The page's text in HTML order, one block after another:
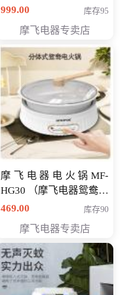
专享价399元
999.00 库存95
摩飞电器专卖店
摩飞电器电火锅MF-
HG30 （摩飞电器鸳鸯锅
MF-HG30 ） 会员专享价
469.00 库存90
摩飞电器专卖店